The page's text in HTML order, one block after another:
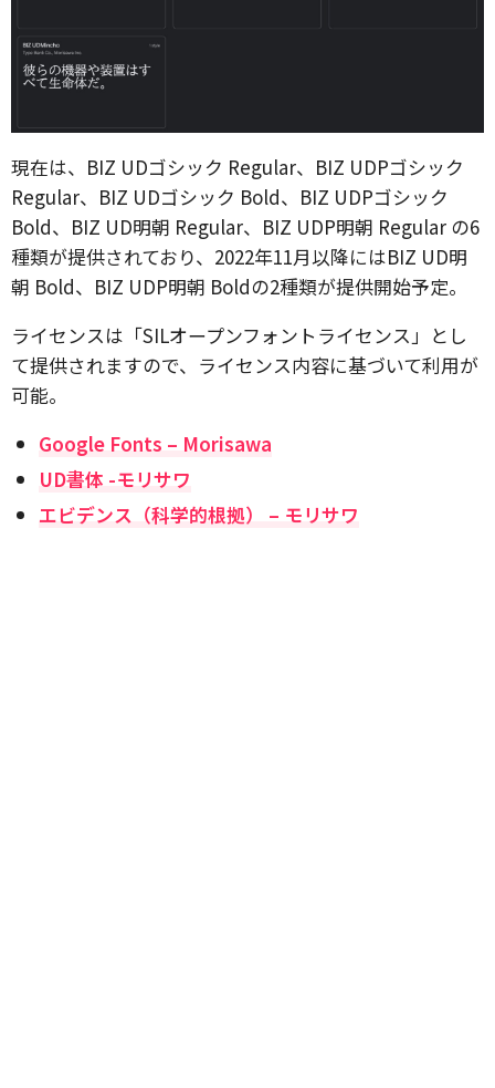
現在は、BIZ UDゴシック Regular、BIZ UDPゴシック
Regular、BIZ UDゴシック Bold、BIZ UDPゴシック
Bold、BIZ UD明朝 Regular、BIZ UDP明朝 Regular の6
種類が提供されており、2022年11月以降にはBIZ UD明
朝 Bold、BIZ UDP明朝 Boldの2種類が提供開始予定。
ライセンスは「SILオープンフォントライセンス」とし
て提供されますので、ライセンス内容に基づいて利用が
可能。
Google Fonts – Morisawa
UD書体 -モリサワ
エビデンス（科学的根拠） – モリサワ